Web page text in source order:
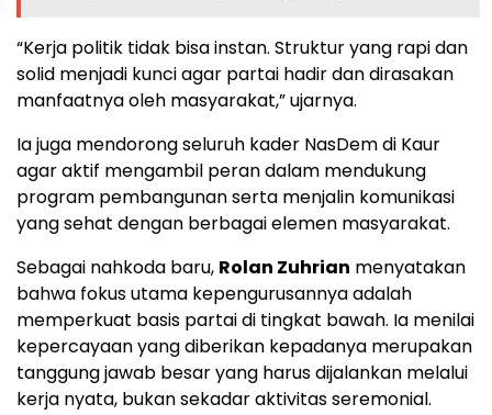
“Kerja politik tidak bisa instan. Struktur yang rapi dan
solid menjadi kunci agar partai hadir dan dirasakan
manfaatnya oleh masyarakat,” ujarnya.
Ia juga mendorong seluruh kader NasDem di Kaur
agar aktif mengambil peran dalam mendukung
program pembangunan serta menjalin komunikasi
yang sehat dengan berbagai elemen masyarakat.
Sebagai nahkoda baru, Rolan Zuhrian menyatakan
bahwa fokus utama kepengurusannya adalah
memperkuat basis partai di tingkat bawah. Ia menilai
kepercayaan yang diberikan kepadanya merupakan
tanggung jawab besar yang harus dijalankan melalui
kerja nyata, bukan sekadar aktivitas seremonial.